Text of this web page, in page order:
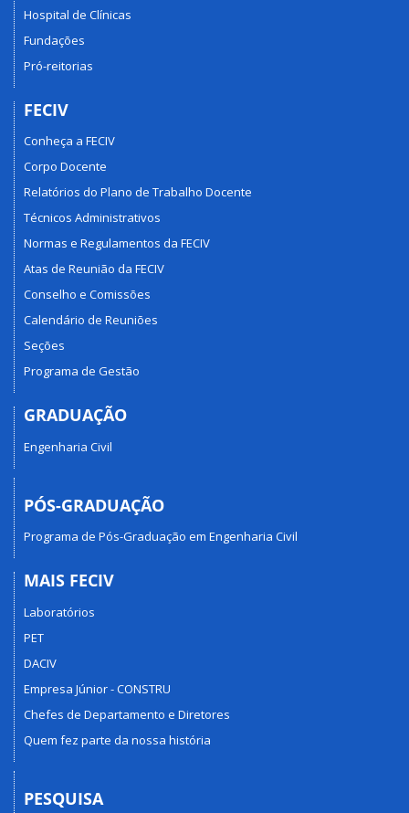
Hospital de Clínicas
Fundações
Pró-reitorias
FECIV
Conheça a FECIV
Corpo Docente
Relatórios do Plano de Trabalho Docente
Técnicos Administrativos
Normas e Regulamentos da FECIV
Atas de Reunião da FECIV
Conselho e Comissões
Calendário de Reuniões
Seções
Programa de Gestão
GRADUAÇÃO
Engenharia Civil
PÓS-GRADUAÇÃO
Programa de Pós-Graduação em Engenharia Civil
MAIS FECIV
Laboratórios
PET
DACIV
Empresa Júnior - CONSTRU
Chefes de Departamento e Diretores
Quem fez parte da nossa história
PESQUISA